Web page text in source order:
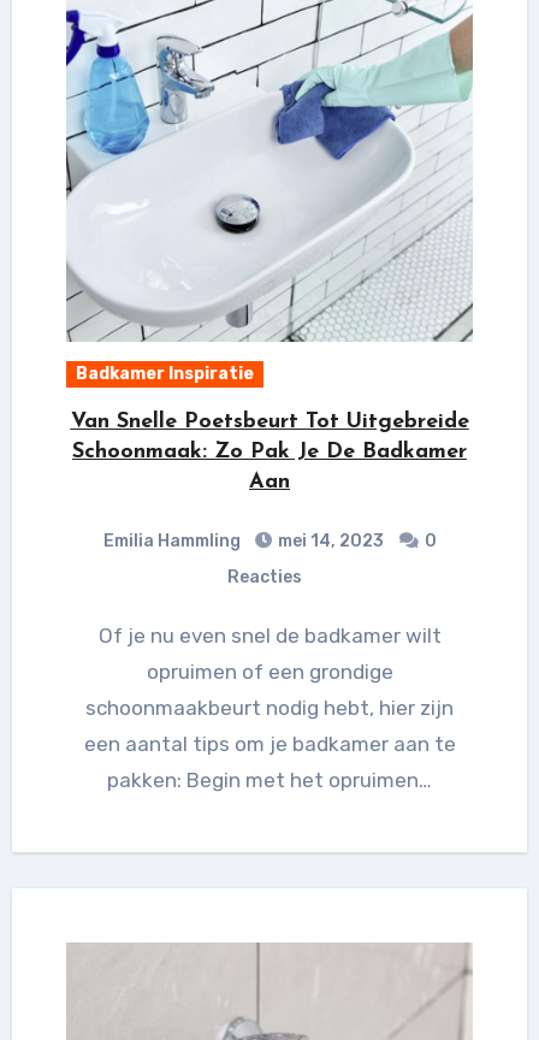
Badkamer Inspiratie
Van Snelle Poetsbeurt Tot Uitgebreide
Schoonmaak: Zo Pak Je De Badkamer
Aan
Emilia Hammling mei 14, 2023
0
Reacties
Of je nu even snel de badkamer wilt
opruimen of een grondige
schoonmaakbeurt nodig hebt, hier zijn
een aantal tips om je badkamer aan te
pakken: Begin met het opruimen…